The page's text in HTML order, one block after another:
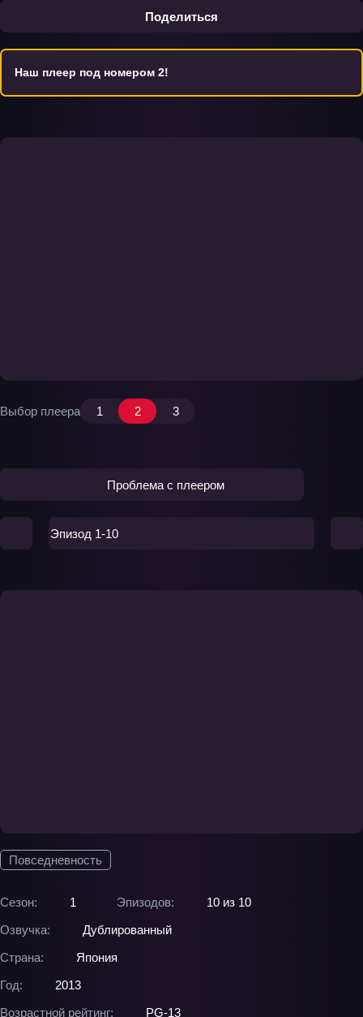
Поделиться
Повседневность
Сезон: 1 Эпизодов:
10 из 10
Озвучка:
Дублированный
Страна:
Япония
Год:
2013
Возрастной рейтинг:
PG-13
Наш плеер под номером 2!
Выбор плеера 1 2 3
Проблема с плеером
Эпизод 1-10